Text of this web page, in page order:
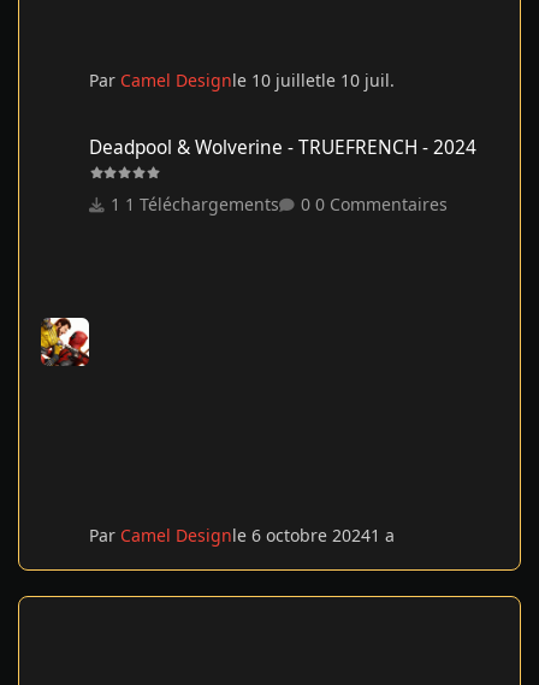
Par Camel Designle 10 juilletle 10 juil.
Deadpool & Wolverine - TRUEFRENCH - 2024
1 Téléchargements 0 Commentaires
Par Camel Designle 6 octobre 20241 a